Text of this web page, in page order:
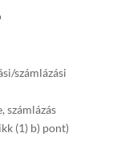
számlázási
számlázás
(1) b) pont)